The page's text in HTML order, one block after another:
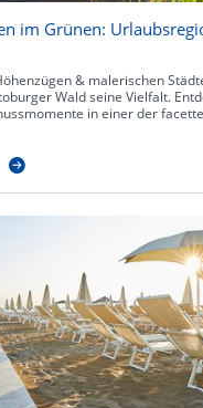
im Grünen:
& malerischen
Wald seine Vielfalt.
in einer der